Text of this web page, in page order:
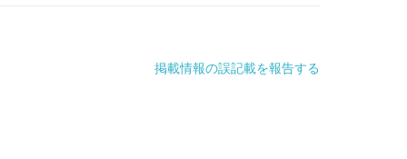
掲載情報の誤記載を報告する